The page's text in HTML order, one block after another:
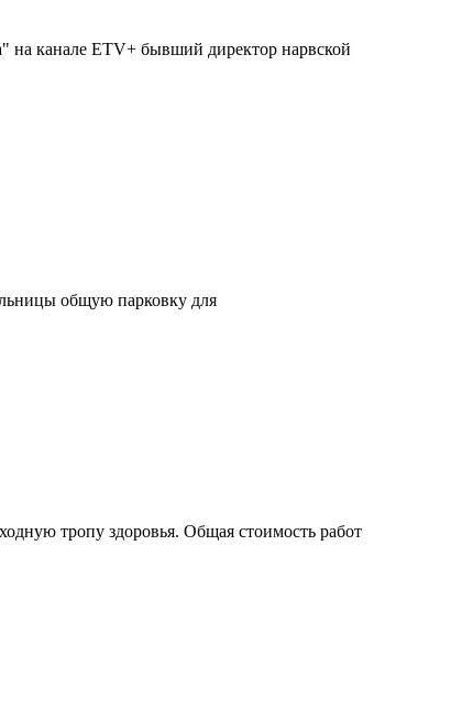
на канале ETV+ бывший директор нарвской
общую парковку для
тропу здоровья. Общая стоимость работ